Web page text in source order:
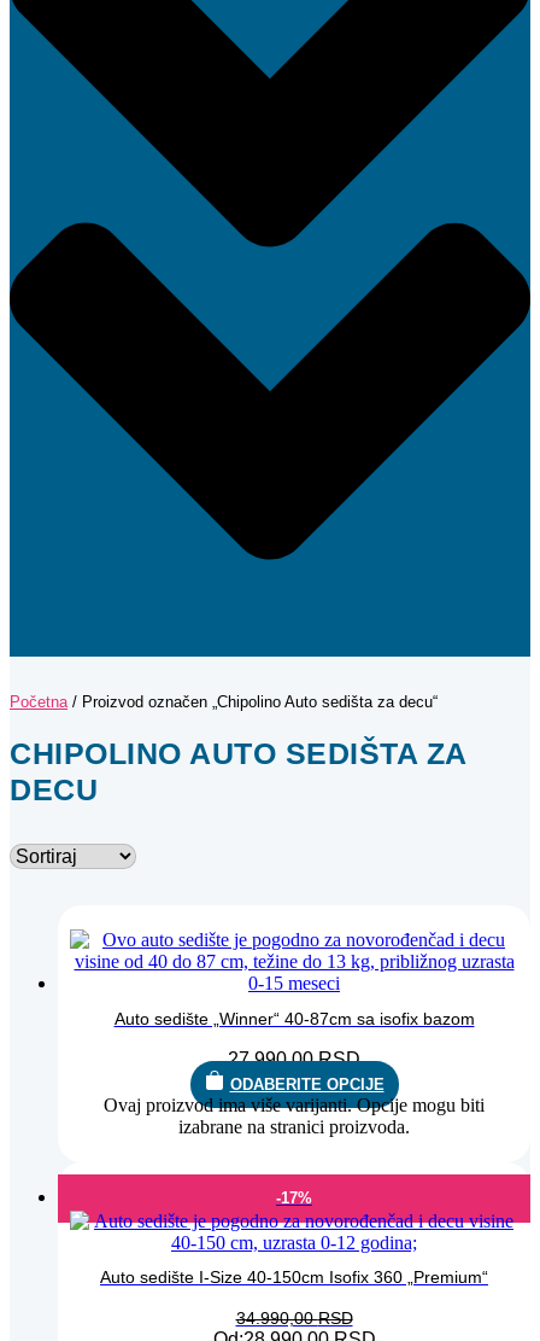
Početna/ Proizvod označen „Chipolino Auto sedišta za decu“
CHIPOLINO AUTO SEDIŠTA ZA
DECU
Auto sedište „Winner“ 40-87cm sa isofix bazom
27.990,00RSD
ODABERITE OPCIJE
Ovaj proizvod ima više varijanti. Opcije mogu biti
izabrane na stranici proizvoda.
-17%
Auto sedište I-Size 40-150cm Isofix 360 „Premium“
34.990,00RSD